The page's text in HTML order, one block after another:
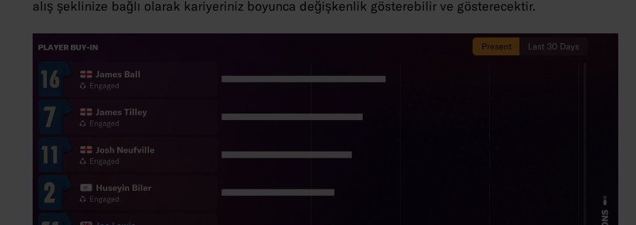
alış şeklinize bağlı olarak kariyeriniz boyunca değişkenlik gösterebilir ve gösterecektir.